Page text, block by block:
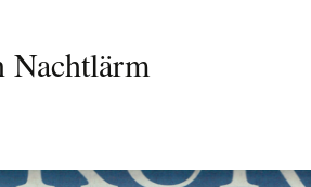
– eine lange
Nachtlärm